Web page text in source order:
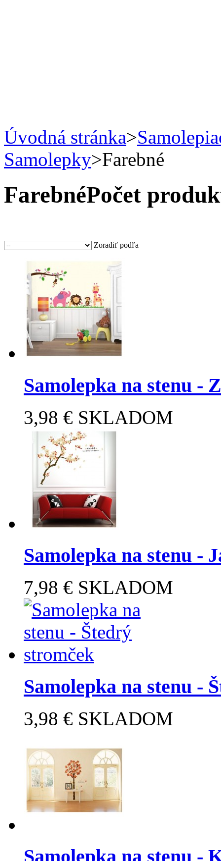
Úvodná stránka>
Samolepky>Farebné
FarebnéPočet
Zoradiť podľa
Samolepka na stenu -
3,98 € SKLADOM
Samolepka na stenu -
7,98 € SKLADOM
Samolepka na stenu -
3,98 € SKLADOM
Samolepka na stenu -